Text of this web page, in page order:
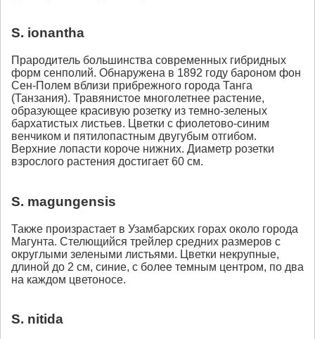
S. ionantha
Прародитель большинства современных гибридных
форм сенполий. Обнаружена в 1892 году бароном фон
Сен-Полем вблизи прибрежного города Танга
(Танзания). Травянистое многолетнее растение,
образующее красивую розетку из темно-зеленых
бархатистых листьев. Цветки с фиолетово-синим
венчиком и пятилопастным двугубым отгибом.
Верхние лопасти короче нижних. Диаметр розетки
взрослого растения достигает 60 см.
S. magungensis
Также произрастает в Узамбарских горах около города
Магунта. Стелющийся трейлер средних размеров с
округлыми зелеными листьями. Цветки некрупные,
длиной до 2 см, синие, с более темным центром, по два
на каждом цветоносе.
S. nitida